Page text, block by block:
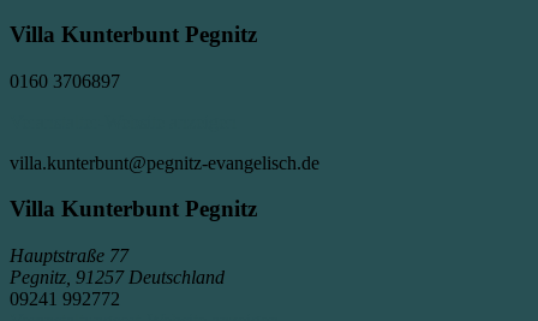
Villa Kunterbunt Pegnitz
0160 3706897
villa.kunterbunt@pegnitz-evangelisch.de
Villa Kunterbunt Pegnitz
Hauptstraße 77
Pegnitz 91257 Deutschland
09241 992772